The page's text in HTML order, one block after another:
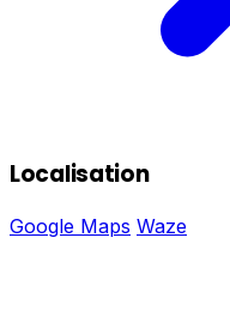
Localisation
Google Maps Waze